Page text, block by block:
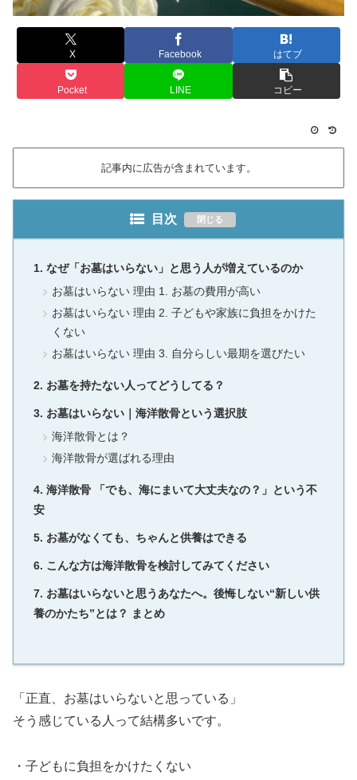
X Facebook はてブ
Pocket LINE コピー
記事内に広告が含まれています。
目次
なぜ「お墓はいらない」と思う人が増えているのか
お墓はいらない 理由 1. お墓の費用が高い
お墓はいらない 理由 2. 子どもや家族に負担をかけた
くない
お墓はいらない 理由 3. 自分らしい最期を選びたい
お墓を持たない人ってどうしてる？
お墓はいらない｜海洋散骨という選択肢
海洋散骨とは？
海洋散骨が選ばれる理由
海洋散骨 「でも、海にまいて大丈夫なの？」という不
安
お墓がなくても、ちゃんと供養はできる
こんな方は海洋散骨を検討してみてください
お墓はいらないと思うあなたへ。後悔しない“新しい供
養のかたち”とは？ まとめ
「正直、お墓はいらないと思っている」
そう感じている人って結構多いです。
・子どもに負担をかけたくない